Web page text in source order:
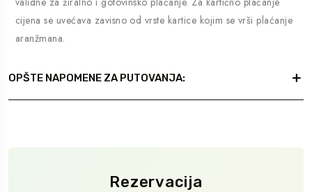
cijena se uvećava zavisno od vrste kartice kojim se vrši plaćanje
aranžmana.
OPŠTE NAPOMENE ZA PUTOVANJA:
Rezervacija